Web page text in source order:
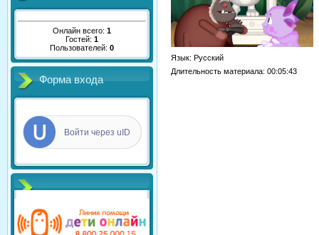
Онлайн всего: 1
Гостей: 1
Пользователей: 0
Форма входа
Войти через uID
Язык: Русский
Длительность материала: 00:05:43